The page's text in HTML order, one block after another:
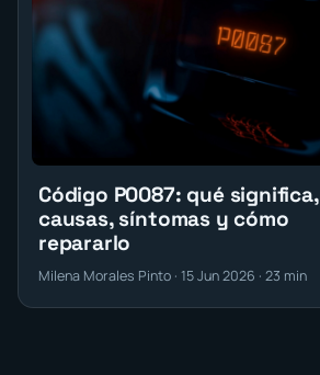
Código P0087: qué significa,
causas, síntomas y cómo
repararlo
Milena Morales Pinto · 15 Jun 2026 · 23 min